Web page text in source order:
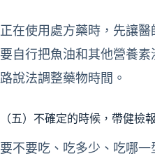
正在使用處方藥時，先讓
要自行把魚油和其他營養
路說法調整藥物時間。
（五）不確定的時候，帶健檢
要不要吃、吃多少、吃哪